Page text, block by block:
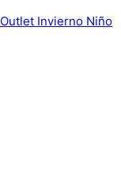
Outlet Invierno Niño